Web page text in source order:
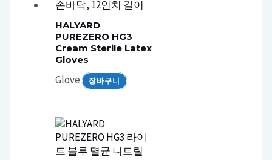
HALYARD
PUREZERO HG3
Cream Sterile Latex
Gloves
Glove 장바구니